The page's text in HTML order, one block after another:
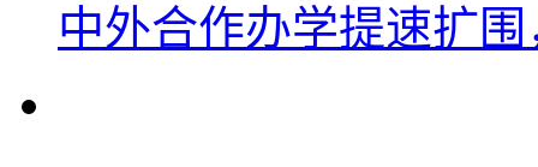
中外合作办学提速扩